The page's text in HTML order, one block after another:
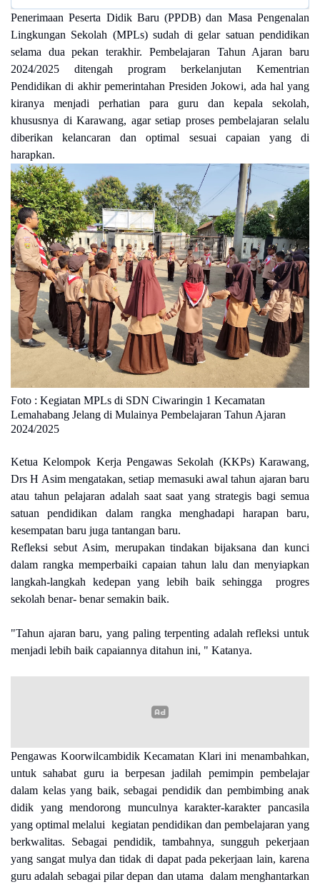
Penerimaan Peserta Didik Baru (PPDB) dan Masa Pengenalan
Lingkungan Sekolah (MPLs) sudah di gelar satuan pendidikan
selama dua pekan terakhir. Pembelajaran Tahun Ajaran baru
2024/2025 ditengah program berkelanjutan Kementrian
Pendidikan di akhir pemerintahan Presiden Jokowi, ada hal yang
kiranya menjadi perhatian para guru dan kepala sekolah,
khususnya di Karawang, agar setiap proses pembelajaran selalu
diberikan kelancaran dan optimal sesuai capaian yang di
harapkan.
Foto : Kegiatan MPLs di SDN Ciwaringin 1 Kecamatan
Lemahabang Jelang di Mulainya Pembelajaran Tahun Ajaran
2024/2025
Ketua Kelompok Kerja Pengawas Sekolah (KKPs) Karawang,
Drs H Asim mengatakan, setiap memasuki awal tahun ajaran baru
atau tahun pelajaran adalah saat saat yang strategis bagi semua
satuan pendidikan dalam rangka menghadapi harapan baru,
kesempatan baru juga tantangan baru.
Refleksi sebut Asim, merupakan tindakan bijaksana dan kunci
dalam rangka memperbaiki capaian tahun lalu dan menyiapkan
langkah-langkah kedepan yang lebih baik sehingga progres
sekolah benar- benar semakin baik.
"Tahun ajaran baru, yang paling terpenting adalah refleksi untuk
menjadi lebih baik capaiannya ditahun ini, " Katanya.
Pengawas Koorwilcambidik Kecamatan Klari ini menambahkan,
untuk sahabat guru ia berpesan jadilah pemimpin pembelajar
dalam kelas yang baik, sebagai pendidik dan pembimbing anak
didik yang mendorong munculnya karakter-karakter pancasila
yang optimal melalui kegiatan pendidikan dan pembelajaran yang
berkwalitas. Sebagai pendidik, tambahnya, sungguh pekerjaan
yang sangat mulya dan tidak di dapat pada pekerjaan lain, karena
guru adalah sebagai pilar depan dan utama dalam menghantarkan